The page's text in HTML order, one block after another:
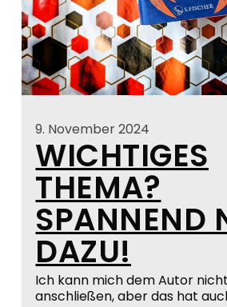
9. November 2024
WICHTIGES
THEMA?
SPANNEND
DAZU!
Ich kann mich dem Autor
anschließen, aber das hat